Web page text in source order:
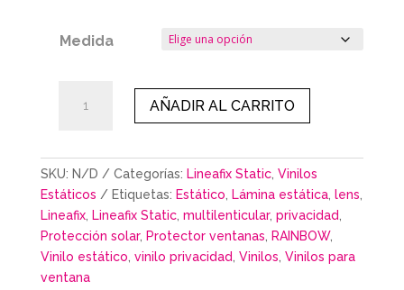
hasta
Medida
cantidad
AÑADIR AL CARRITO
SKU: N/D Categorías: Lineafix Static, Vinilos
Estáticos
Etiquetas: Estático Lámina estática, lens
Lineafix, Lineafix Static, multilenticular, privacidad
Protección solar, Protector ventanas RAINBOW,
Vinilo estático vinilo privacidad Vinilos Vinilos para
ventana